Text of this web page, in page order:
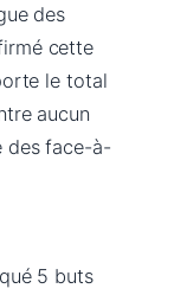
des
cette
le total
aucun
des face-à-
5 buts